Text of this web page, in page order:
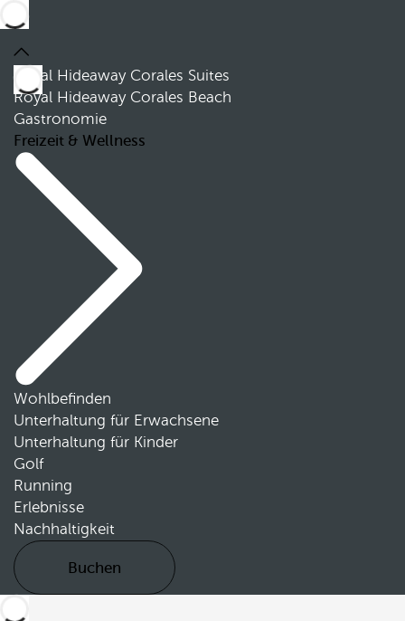
Royal Hideaway Corales Suites
Royal Hideaway Corales Beach
Gastronomie
Freizeit & Wellness
Wohlbefinden
Unterhaltung für Erwachsene
Unterhaltung für Kinder
Golf
Running
Erlebnisse
Nachhaltigkeit
Buchen